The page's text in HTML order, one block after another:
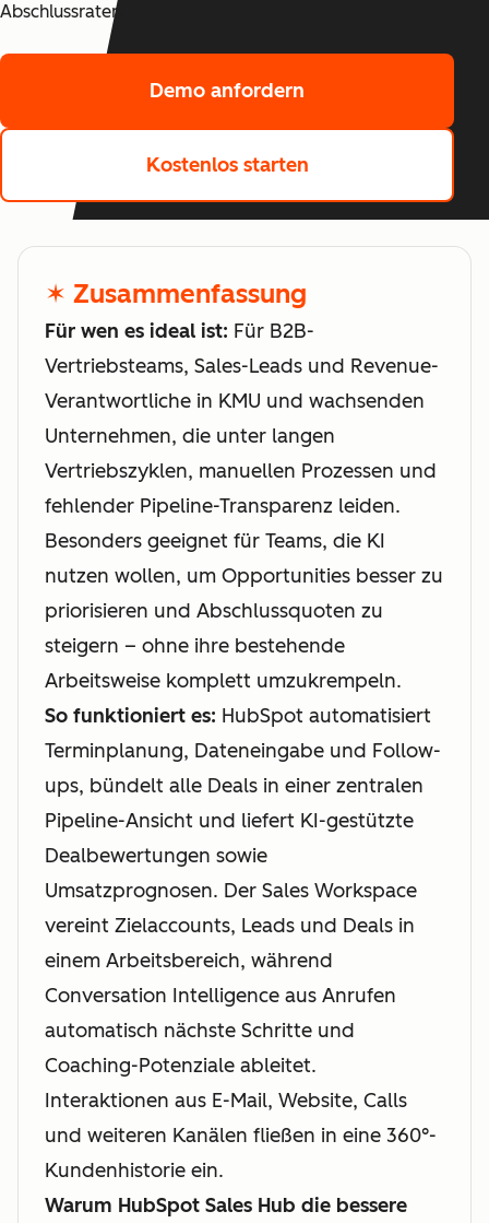
Abschlussraten.
Demo anfordern
Kostenlos starten
✶ Zusammenfassung
Für wen es ideal ist: Für B2B-
Vertriebsteams, Sales-Leads und Revenue-
Verantwortliche in KMU und wachsenden
Unternehmen, die unter langen
Vertriebszyklen, manuellen Prozessen und
fehlender Pipeline-Transparenz leiden.
Besonders geeignet für Teams, die KI
nutzen wollen, um Opportunities besser zu
priorisieren und Abschlussquoten zu
steigern – ohne ihre bestehende
Arbeitsweise komplett umzukrempeln.
So funktioniert es: HubSpot automatisiert
Terminplanung, Dateneingabe und Follow-
ups, bündelt alle Deals in einer zentralen
Pipeline-Ansicht und liefert KI-gestützte
Dealbewertungen sowie
Umsatzprognosen. Der Sales Workspace
vereint Zielaccounts, Leads und Deals in
einem Arbeitsbereich, während
Conversation Intelligence aus Anrufen
automatisch nächste Schritte und
Coaching-Potenziale ableitet.
Interaktionen aus E-Mail, Website, Calls
und weiteren Kanälen fließen in eine 360°-
Kundenhistorie ein.
Warum HubSpot Sales Hub die bessere